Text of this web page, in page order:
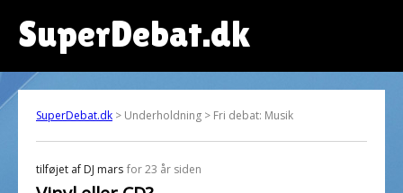
SuperDebat.dk
SuperDebat.dk > Underholdning > Fri debat: Musik
tilføjet af DJ mars for 23 år siden